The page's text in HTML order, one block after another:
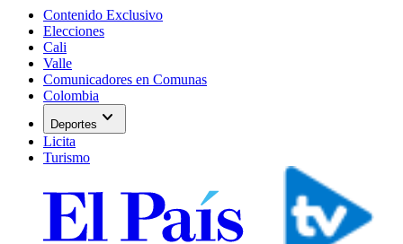
Contenido Exclusivo
Elecciones
Cali
Valle
Comunicadores en Comunas
Colombia
Deportes expand_more
Licita
Turismo